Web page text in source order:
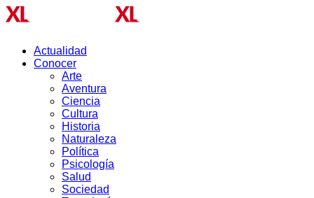
Actualidad
Conocer
Arte
Aventura
Ciencia
Cultura
Historia
Naturaleza
Política
Psicología
Salud
Sociedad